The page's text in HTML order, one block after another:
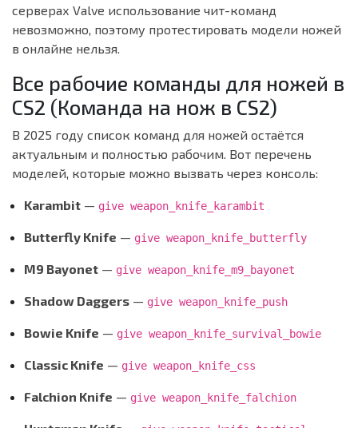
серверах Valve использование чит-команд
невозможно, поэтому протестировать модели ножей
в онлайне нельзя.
Все рабочие команды для ножей в
CS2 (Команда на нож в CS2)
В 2025 году список команд для ножей остаётся
актуальным и полностью рабочим. Вот перечень
моделей, которые можно вызвать через консоль:
Karambit — give weapon_knife_karambit
Butterfly Knife — give weapon_knife_butterfly
M9 Bayonet — give weapon_knife_m9_bayonet
Shadow Daggers — give weapon_knife_push
Bowie Knife — give weapon_knife_survival_bowie
Classic Knife — give weapon_knife_css
Falchion Knife — give weapon_knife_falchion